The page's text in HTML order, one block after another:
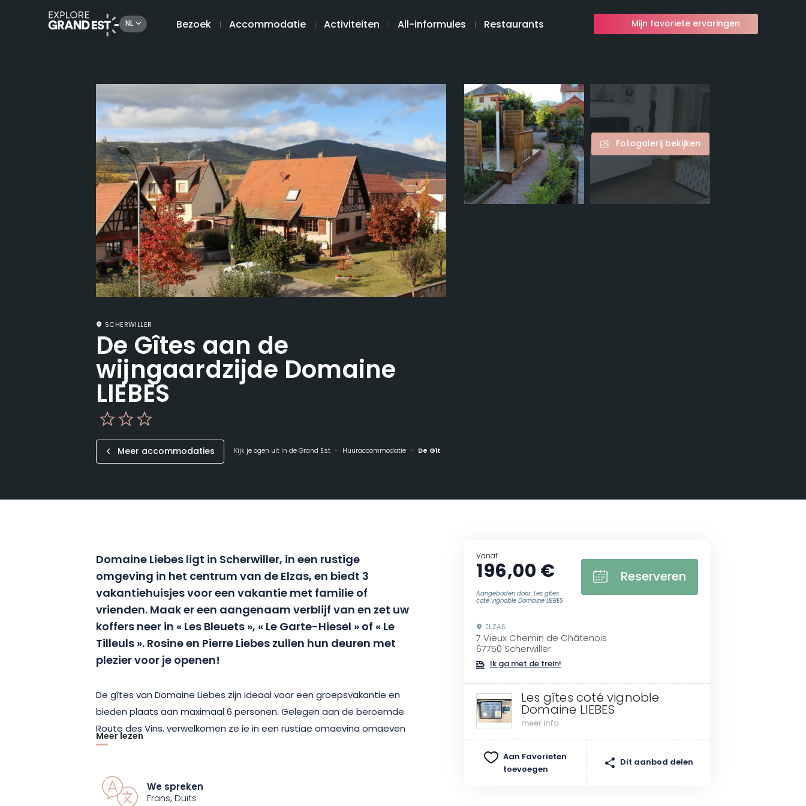
NL Bezoek Accommodatie Activiteiten All-informules Restaurants Mijn favoriete ervaringen
Fotogalerij bekijken
SCHERWILLER
De Gîtes aan de
wijngaardzijde Domaine
LIEBES
Meer accommodaties Kijk je ogen uit in de Grand Est Huuraccommodatie De Gîtes aan de wijngaardzijde Domaine LIEBES
DomaineLiebesligt in Scherwiller, in een rustige
omgeving in het centrum van de Elzas, en biedt 3
vakantiehuisjes voor een vakantie met familie of
vrienden.Maak er een aangenaam verblijf van en zet uw
koffers neer in « Les Bleuets », « Le Garte-Hiesel » of « Le
Tilleuls ». Rosine en PierreLiebeszullen hun deuren met
plezier voor je openen!
De gîtes van Domaine Liebes zijn ideaal voor een groepsvakantie en
bieden plaats aan maximaal 6 personen. Gelegen aan de beroemde
Route des Vins, verwelkomen ze je in een rustige omgeving omgeven
door groen.
voorzieningen.
Meer lezen
We spreken
Frans, Duits
Vanaf
196,00 €
Aangeboden door: Les gîtes
coté vignoble Domaine LIEBES
Reserveren
ELZAS
7 Vieux Chemin de Châtenois
67750 Scherwiller
Ik ga met de trein!
Les gîtes coté vignoble
Domaine LIEBES
meer info
Aan Favorieten
toevoegen
Dit aanbod delen